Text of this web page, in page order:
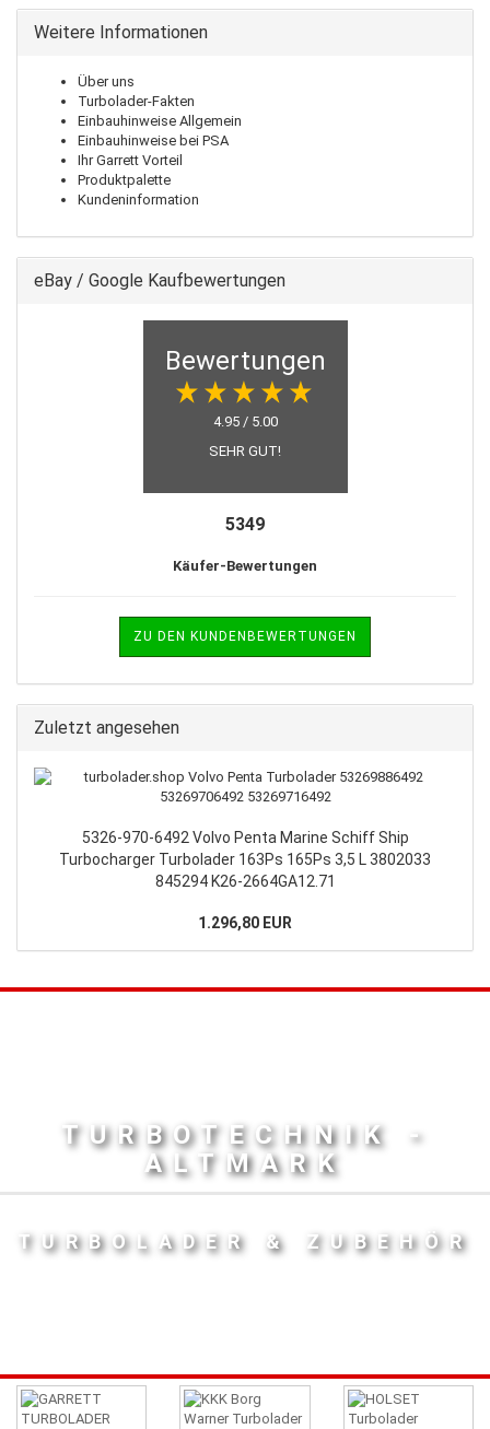
Weitere Informationen
Über uns
Turbolader-Fakten
Einbauhinweise Allgemein
Einbauhinweise bei PSA
Ihr Garrett Vorteil
Produktpalette
Kundeninformation
eBay / Google Kaufbewertungen
Bewertungen
4.95 / 5.00
SEHR GUT!
5349
Käufer-Bewertungen
ZU DEN KUNDENBEWERTUNGEN
Zuletzt angesehen
5326-970-6492 Volvo Penta Marine Schiff Ship
Turbocharger Turbolader 163Ps 165Ps 3,5 L 3802033
845294 K26-2664GA12.71
1.296,80 EUR
TURBOTECHNIK -
ALTMARK
TURBOLADER & ZUBEHÖR